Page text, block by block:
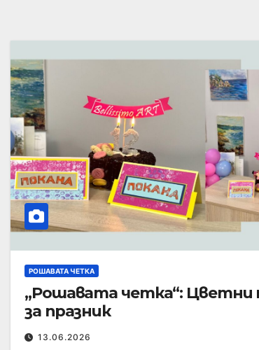
РОШАВАТА ЧЕТКА
„Рошавата четка“: Цветни
за празник
13.06.2026